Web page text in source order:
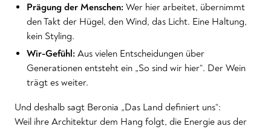
Prägung der Menschen: Wer hier arbeitet, übernimmt
den Takt der Hügel, den Wind, das Licht. Eine Haltung,
kein Styling.
Wir-Gefühl: Aus vielen Entscheidungen über
Generationen entsteht ein „So sind wir hier“. Der Wein
trägt es weiter.
Und deshalb sagt Beronia „Das Land definiert uns“:
Weil ihre Architektur dem Hang folgt, die Energie aus der